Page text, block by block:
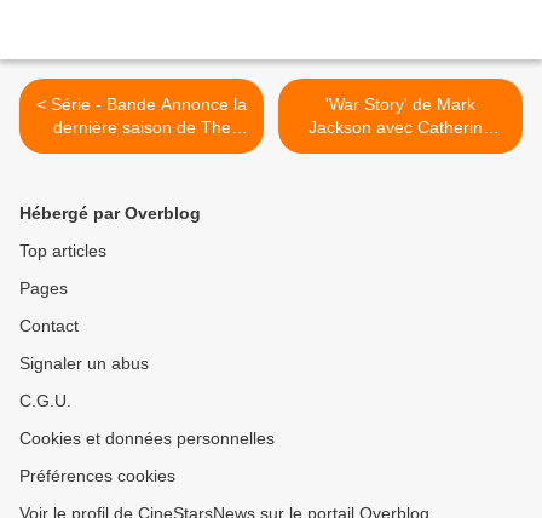
< Série - Bande Annonce la
dernière saison de The
Killing - #TheKilling
'War Story' de Mark
Jackson avec Catherine
Keener, Ben Kingsley >
Hébergé par Overblog
Top articles
Pages
Contact
Signaler un abus
C.G.U.
Cookies et données personnelles
Préférences cookies
Voir le profil de CineStarsNews sur le portail Overblog